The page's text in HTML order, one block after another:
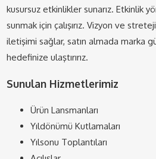
kusursuz etkinlikler sunarız. Etkinlik
sunmak için çalışırız. Vizyon ve
iletişimi sağlar, satın almada marka
hedefinize ulaştırırız.
Sunulan Hizmetlerimiz
Ürün Lansmanları
Yıldönümü Kutlamaları
Yılsonu Toplantıları